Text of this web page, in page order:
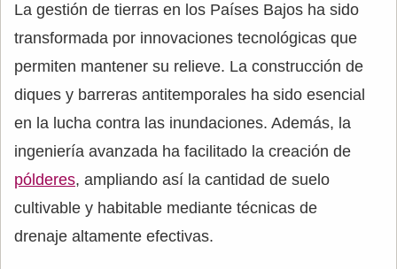
La gestión de tierras en los Países Bajos ha sido
transformada por innovaciones tecnológicas que
permiten mantener su relieve. La construcción de
diques y barreras antitemporales ha sido esencial
en la lucha contra las inundaciones. Además, la
ingeniería avanzada ha facilitado la creación de
pólderes, ampliando así la cantidad de suelo
cultivable y habitable mediante técnicas de
drenaje altamente efectivas.